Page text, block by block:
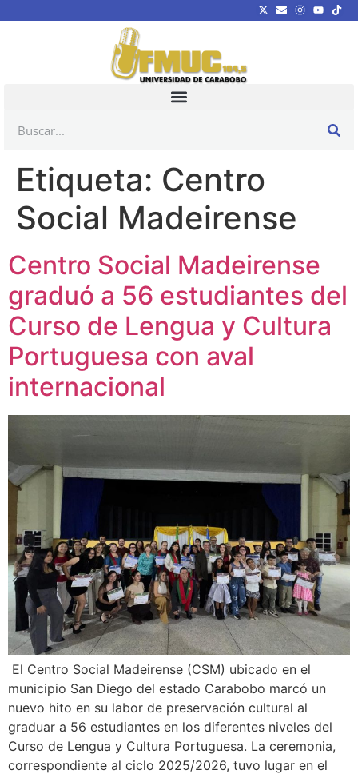
Etiqueta: Centro
Social Madeirense
Centro Social Madeirense
graduó a 56 estudiantes del
Curso de Lengua y Cultura
Portuguesa con aval
internacional
El Centro Social Madeirense (CSM) ubicado en el
municipio San Diego del estado Carabobo marcó un
nuevo hito en su labor de preservación cultural al
graduar a 56 estudiantes en los diferentes niveles del
Curso de Lengua y Cultura Portuguesa. La ceremonia,
correspondiente al ciclo 2025/2026, tuvo lugar en el